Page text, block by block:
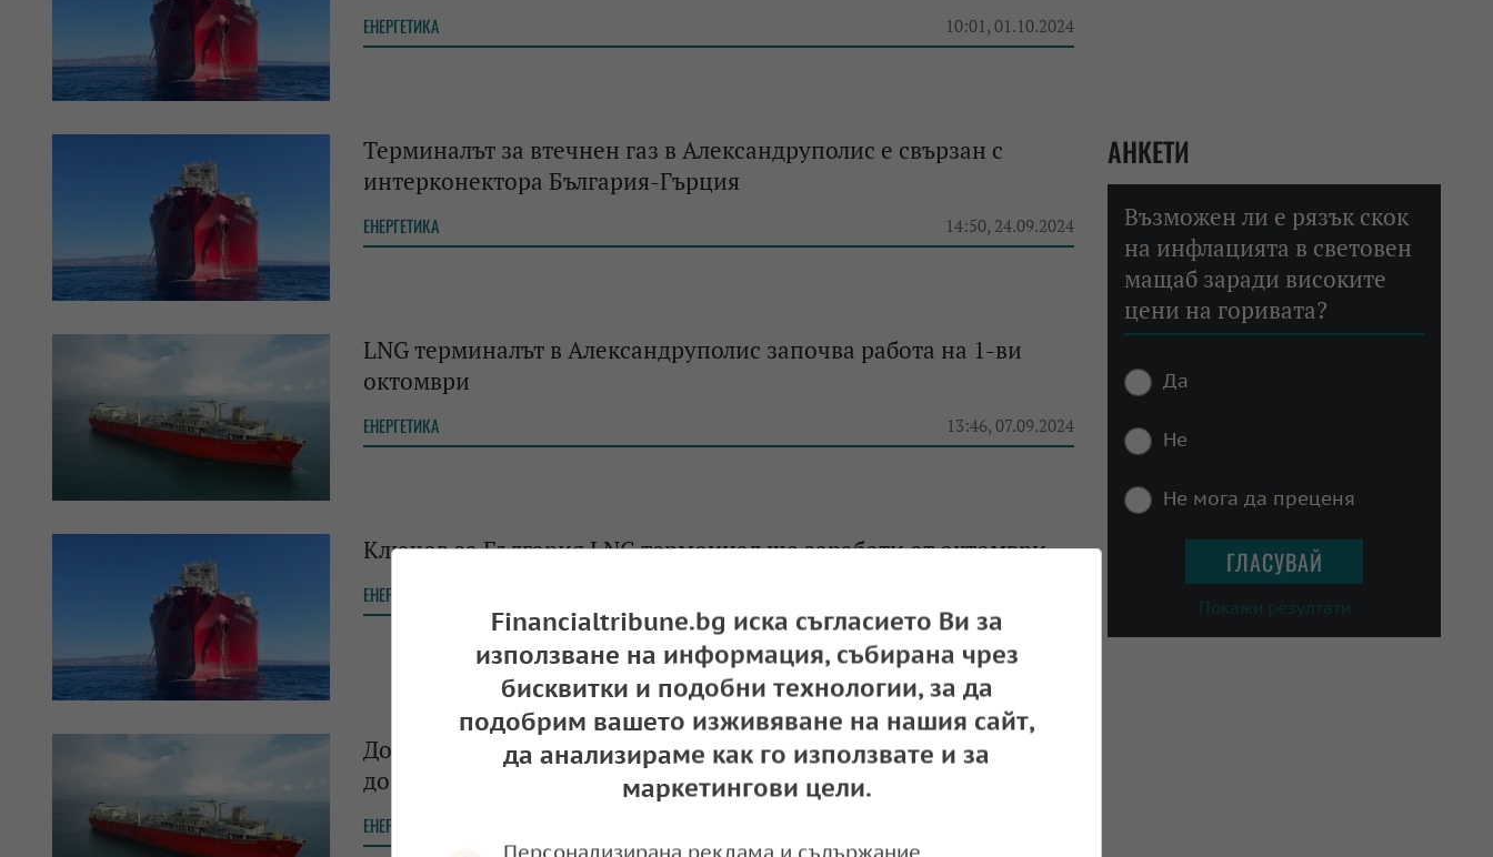
ЕНЕРГЕТИКА 10:01, 01.10.2024
Терминалът за втечнен газ в Александруполис е свързан с
интерконектора България-Гърция
ЕНЕРГЕТИКА 14:50, 24.09.2024
LNG терминалът в Александруполис започва работа на 1-ви
октомври
ЕНЕРГЕТИКА 13:46, 07.09.2024
Ключов за България LNG термоинал ще заработи от октомври
ЕНЕРГЕТИКА
До 15-ти юли ще има яснота кога ще заработи LNG терминалът
до Александруполис
ЕНЕРГЕТИКА
АНКЕТИ
Възможен ли е рязък скок
на инфлацията в световен
мащаб заради високите
цени на горивата?
Да
Не
Не мога да преценя
Покажи резултати
Financialtribune.bg иска съгласието Ви за
използване на информация, събирана чрез
бисквитки и подобни технологии, за да
подобрим вашето изживяване на нашия сайт,
да анализираме как го използвате и за
маркетингови цели.